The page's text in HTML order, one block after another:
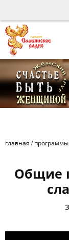
главная /
Общие